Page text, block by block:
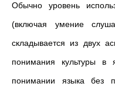
Обычно уровень
(включая умение
складывается из двух
понимания культуры в
понимании языка без